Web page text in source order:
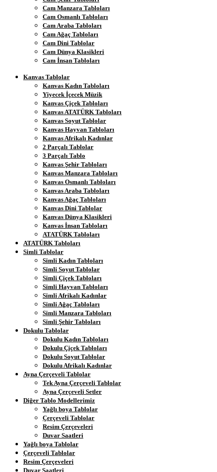
Cam Manzara Tabloları
Cam Osmanlı Tabloları
Cam Araba Tabloları
Cam Ağaç Tabloları
Cam Dini Tablolar
Cam Dünya Klasikleri
Cam İnsan Tabloları
Kanvas Tablolar
Kanvas Kadın Tabloları
Yiyecek İçecek Müzik
Kanvas Çiçek Tabloları
Kanvas ATATÜRK Tabloları
Kanvas Soyut Tablolar
Kanvas Hayvan Tabloları
Kanvas Afrikalı Kadınlar
2 Parçalı Tablolar
3 Parçalı Tablo
Kanvas Şehir Tabloları
Kanvas Manzara Tabloları
Kanvas Osmanlı Tabloları
Kanvas Araba Tabloları
Kanvas Ağaç Tabloları
Kanvas Dini Tablolar
Kanvas Dünya Klasikleri
Kanvas İnsan Tabloları
ATATÜRK Tabloları
ATATÜRK Tabloları
Simli Tablolar
Simli Kadın Tabloları
Simli Soyut Tablolar
Simli Çiçek Tabloları
Simli Hayvan Tabloları
Simli Afrikalı Kadınlar
Simli Ağaç Tabloları
Simli Manzara Tabloları
Simli Şehir Tabloları
Dokulu Tablolar
Dokulu Kadın Tabloları
Dokulu Çiçek Tabloları
Dokulu Soyut Tablolar
Dokulu Afrikalı Kadınlar
Ayna Çerçeveli Tablolar
Tek Ayna Çerçeveli Tablolar
Ayna Çerçeveli Setler
Diğer Tablo Modellerimiz
Yağlı boya Tablolar
Çerçeveli Tablolar
Resim Çerçeveleri
Duvar Saatleri
Yağlı boya Tablolar
Çerçeveli Tablolar
Resim Çerçeveleri
Duvar Saatleri